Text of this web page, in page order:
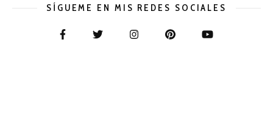
SÍGUEME EN MIS REDES SOCIALES